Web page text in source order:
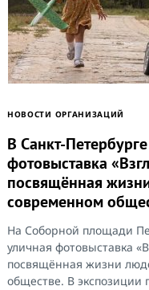
НОВОСТИ ОРГАНИЗАЦИЙ
В Санкт-
фотовыставка
посвящённая
современном
На Соборной площади
уличная фотовыставка
посвящённая жизни
обществе. В